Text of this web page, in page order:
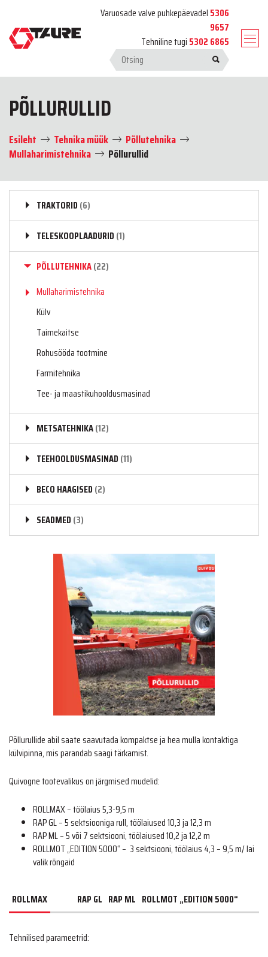
Varuosade valve puhkepäevadel 5306
9657
Tehniline tugi 5302 6865
PÕLLURULLID
Esileht Tehnika müük
Põllutehnika
Mullaharimistehnika
Põllurullid
TRAKTORID (6)
TELESKOOPLAADURID (1)
PÕLLUTEHNIKA(22)
Mullaharimistehnika
Külv
Taimekaitse
Rohusööda tootmine
Farmitehnika
Tee- ja maastikuhooldusmasinad
METSATEHNIKA(12)
TEEHOOLDUSMASINAD (11)
BECO HAAGISED (2)
SEADMED (3)
Põllurullide abil saate saavutada kompaktse ja hea mulla kontaktiga
külvipinna, mis parandab saagi tärkamist.
Quivogne tootevalikus on järgmised mudelid:
ROLLMAX – töölaius 5,3-9,5 m
RAP GL – 5 sektsiooniga rull, töölaiused 10,3 ja 12,3 m
RAP ML – 5 või 7 sektsiooni, töölaiused 10,2 ja 12,2 m
ROLLMOT „EDITION 5000“ – 3 sektsiooni, töölaius 4,3 – 9,5 m/ lai
valik rõngaid
ROLLMAX RAP GL RAP ML ROLLMOT „EDITION 5000“
Tehnilised parameetrid: